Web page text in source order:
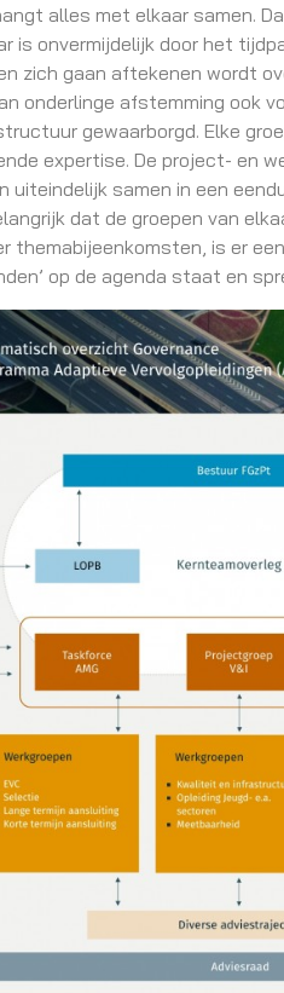
alles met elkaar samen.
is onvermijdelijk door het
zich gaan aftekenen wordt
onderlinge afstemming ook
gewaarborgd. Elke
expertise. De project- en
uiteindelijk samen in een
dat de groepen van
themabijeenkomsten, is er
op de agenda staat en